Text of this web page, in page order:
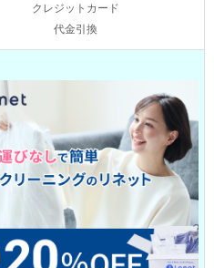
クレジットカード
代金引換